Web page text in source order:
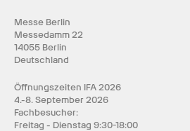
Messe Berlin
Messedamm 22
14055 Berlin
Deutschland
Öffnungszeiten IFA 2026
4.-8. September 2026
Fachbesucher:
Freitag - Dienstag 9:30-18:00